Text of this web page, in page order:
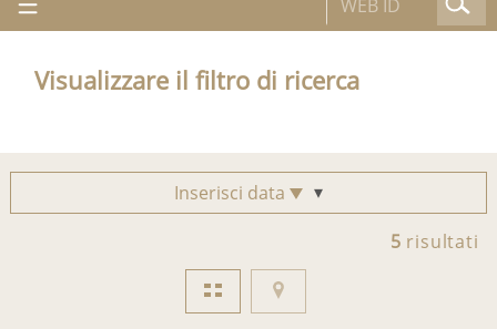
Visualizzare il filtro di ricerca
Inserisci data
5 risultati